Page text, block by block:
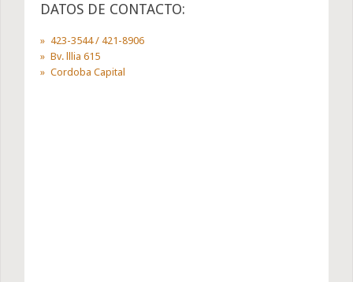
DATOS DE CONTACTO:
423-3544 / 421-8906
Bv. lllia 615
Cordoba Capital